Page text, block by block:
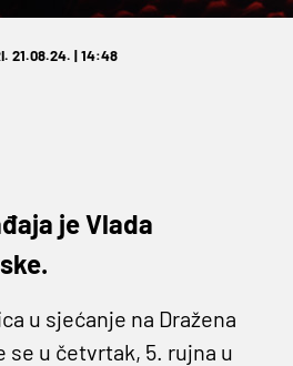
21.08.24. | 14:48
je Vlada
u sjećanje na Dražena
se u četvrtak, 5. rujna u